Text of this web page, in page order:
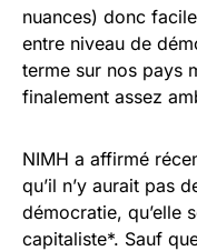
nuances) donc
entre niveau de
terme sur nos pays
finalement assez
NIMH a affirmé
qu’il n’y aurait pas
démocratie, qu’elle
capitaliste*. Sauf